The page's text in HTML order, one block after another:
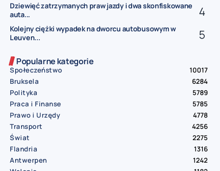
Dziewięć zatrzymanych praw jazdy i dwa skonfiskowane
auta...
Kolejny ciężki wypadek na dworcu autobusowym w
Leuven...
Popularne kategorie
Społeczeństwo
10017
Bruksela
6284
Polityka
5789
Praca i Finanse
5785
Prawo i Urzędy
4778
Transport
4256
Świat
2275
Flandria
1316
Antwerpen
1242